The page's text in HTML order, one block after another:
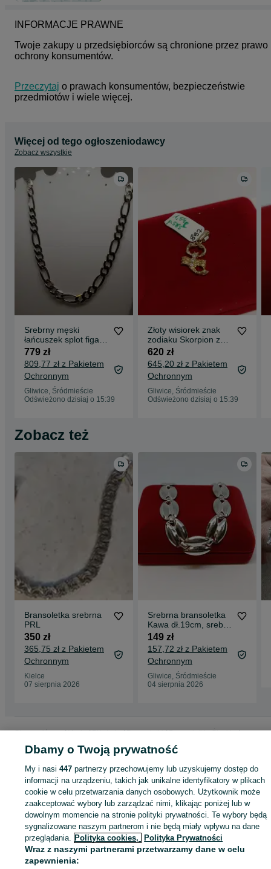
INFORMACJE PRAWNE
Twoje zakupy u przedsiębiorców są chronione przez prawo
ochrony konsumentów.
Przeczytaj o prawach konsumentów, bezpieczeństwie
przedmiotów i wiele więcej.
Więcej od tego ogłoszeniodawcy
Zobacz wszystkie
Srebrny męski
łańcuszek splot figaro
srebro 925 długość
45cm
779 zł
809,77 zł z Pakietem
Ochronnym
Gliwice, Śródmieście
Odświeżono dzisiaj o 15:39
Złoty wisiorek znak
zodiaku Skorpion z
cyrkoniami, złoto
próby 585
620 zł
645,20 zł z Pakietem
Ochronnym
Gliwice, Śródmieście
Odświeżono dzisiaj o 15:39
Zobacz też
Bransoletka srebrna
PRL
350 zł
365,75 zł z Pakietem
Ochronnym
Kielce
07 sierpnia 2026
Srebrna bransoletka
Kawa dł.19cm, srebro
próby 925
149 zł
157,72 zł z Pakietem
Ochronnym
Gliwice, Śródmieście
04 sierpnia 2026
Strona główna Moda Biżuteria Bransoletki
Bransoletki - Śląskie
Bransoletki - Gliwice
Bransoletki - Śródmieście
KATEGORIA
ID:1066013808 Wyświetlenia:
Kup
Dbamy o Twoją prywatność
My i nasi447 partnerzy przechowujemy lub uzyskujemy dostęp do
informacji na urządzeniu, takich jak unikalne identyfikatory w plikach
cookie w celu przetwarzania danych osobowych. Użytkownik może
zaakceptować wybory lub zarządzać nimi, klikając poniżej lub w
dowolnym momencie na stronie polityki prywatności. Te wybory będą
sygnalizowane naszym partnerom i nie będą miały wpływu na dane
przeglądania. Polityka cookies, Polityka Prywatności
Wraz z naszymi partnerami przetwarzamy dane w celu
zapewnienia: